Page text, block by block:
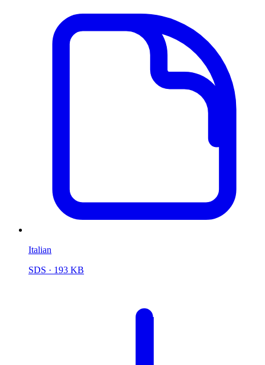
Italian
SDS · 193 KB